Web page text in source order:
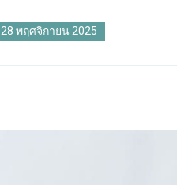
28 พฤศจิกายน 2025